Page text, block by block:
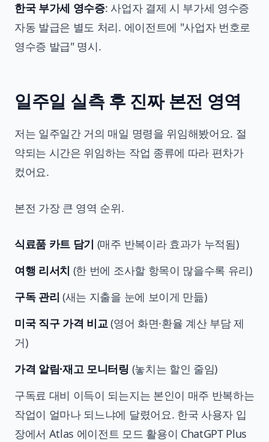
한국 부가세 영수증: 사업자 결제 시 부가세 영수증
자동 발급은 별도 처리. 에이전트에 "사업자 번호로
영수증 발급" 명시.
일주일 실측 후 진짜 본전 영역
저는 일주일간 거의 매일 명령을 위임해봤어요. 절
약되는 시간은 위임하는 작업 종류에 따라 편차가
컸어요.
본전 가장 큰 영역 순위.
식료품 카트 담기 (매주 반복이라 효과가 누적됨)
여행 리서치 (한 번에 조사할 항목이 많을수록 유리)
구독 관리 (새는 지출을 눈에 보이게 만듦)
미국 직구 가격 비교(영어 화면·환율 계산 부담 제
거)
가격 알림·재고 모니터링 (놓치는 할인 줄임)
구독료 대비 이득이 되는지는 본인이 매주 반복하는
작업이 얼마나 되느냐에 달렸어요. 한국 사용자 입
장에서 Atlas 에이전트 모드 활용이 ChatGPT Plus